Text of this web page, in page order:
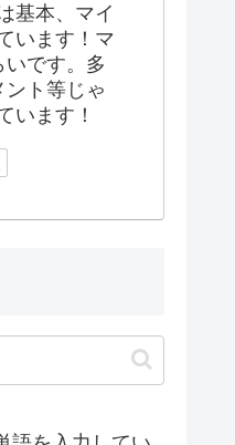
基本、マイ
います！マ
いです。多
ト等じゃ
います！